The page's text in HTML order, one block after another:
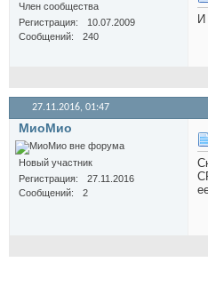
Член сообщества
Регистрация
10.07.2009
Сообщений
240
И
27.11.2016, 01:47
МиоМио
Новый участник
Регистрация
27.11.2016
Сообщений
2